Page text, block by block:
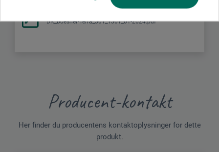
DK_boesner-Terra_301_T301_01-2024.pdf
Producent-kontakt
Her finder du producentens kontaktoplysninger for dette
produkt.